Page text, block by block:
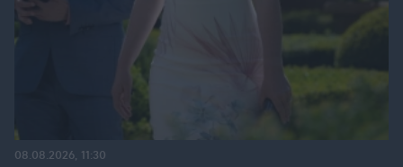
08.08.2026, 11:30